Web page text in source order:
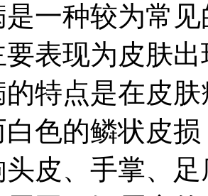
一种较为常
要表现为皮肤
特点是在皮
色的鳞状皮
头皮、手掌、